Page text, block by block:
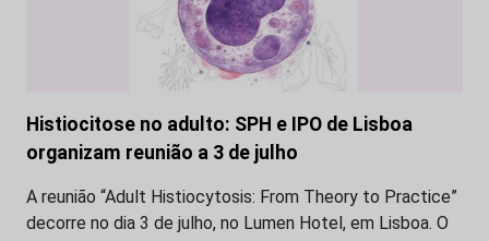
Histiocitose no adulto: SPH e IPO de Lisboa
organizam reunião a 3 de julho
A reunião “Adult Histiocytosis: From Theory to Practice”
decorre no dia 3 de julho, no Lumen Hotel, em Lisboa. O